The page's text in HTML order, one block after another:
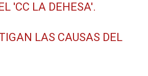
'CC LA DEHESA'.
LAS CAUSAS DEL